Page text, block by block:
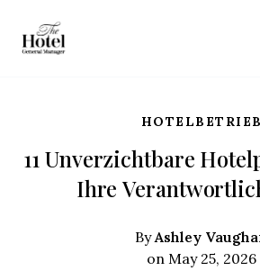
HOTELBETRIEB
11 Unverzichtbare
Ihre
ByAshley
on May 25, 2026